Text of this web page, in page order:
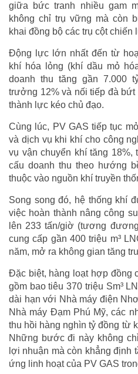
giữa bức tranh nhiều gam
không chỉ trụ vững mà còn
khai đồng bộ các trụ cột chiến
Động lực lớn nhất đến từ
khí hóa lỏng (khí dầu mỏ
doanh thu tăng gần 7.000
trưởng 12% và nối tiếp đà bứt
thành lực kéo chủ đạo.
Cùng lúc, PV GAS tiếp tục
và dịch vụ khi khí cho công
vụ vận chuyển khí tăng
cấu doanh thu theo hướng
thuộc vào nguồn khí truyền
Song song đó, hệ thống khí
việc hoàn thành nâng công
lên 233 tấn/giờ (tương
cung cấp gần 400 triệu m³
năm, mở ra không gian tăng
Đặc biệt, hàng loạt hợp đồng
gồm bao tiêu 370 triệu Sm³
dài hạn với Nhà máy điện
Nhà máy Đạm Phú Mỹ, các
thu hồi hàng nghìn tỷ đồng từ
Những bước đi này không
lợi nhuận mà còn khẳng định
ứng linh hoạt của PV GAS